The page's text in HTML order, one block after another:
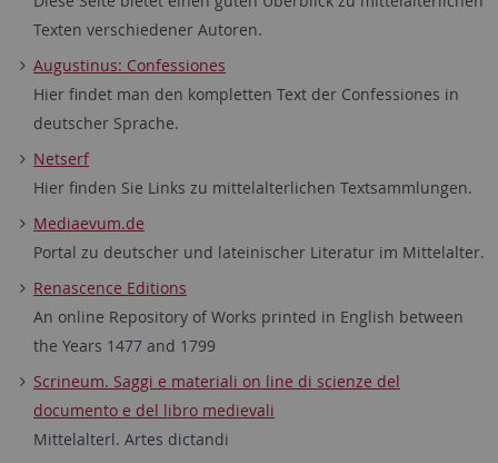
Texten verschiedener Autoren.
Augustinus: Confessiones
Hier findet man den kompletten Text der Confessiones in
deutscher Sprache.
Netserf
Hier finden Sie Links zu mittelalterlichen Textsammlungen.
Mediaevum.de
Portal zu deutscher und lateinischer Literatur im Mittelalter.
Renascence Editions
An online Repository of Works printed in English between
the Years 1477 and 1799
Scrineum. Saggi e materiali on line di scienze del
documento e del libro medievali
Mittelalterl.Artes dictandi